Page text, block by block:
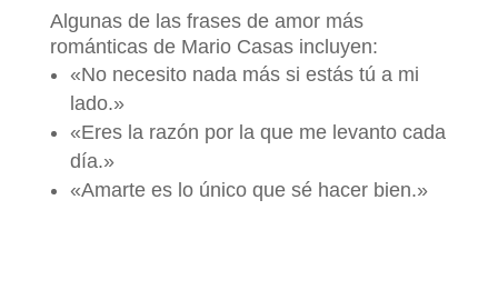
Algunas de las frases de amor más
románticas de Mario Casas incluyen:
«No necesito nada más si estás tú a mi
lado.»
«Eres la razón por la que me levanto cada
día.»
«Amarte es lo único que sé hacer bien.»